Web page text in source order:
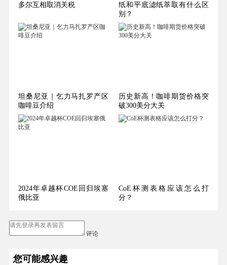
多尔互相取消关税
纸和平底滤纸萃取有什么区
别？
坦桑尼亚｜乞力马扎罗产区
咖啡豆介绍
历史新高！咖啡期货价格突
破300美分大关
2024年卓越杯COE回归埃塞
俄比亚
CoE杯测表格应该怎么打
分？
评论
您可能感兴趣